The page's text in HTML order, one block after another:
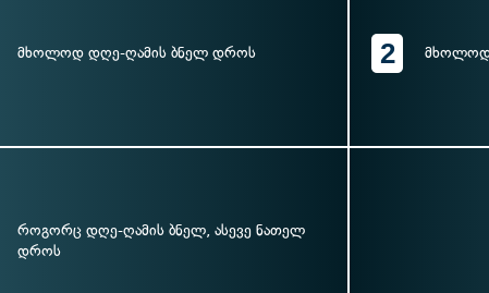
მხოლოდ დღე-ღამის ბნელ დროს 2 მხოლოდ
როგორც დღე-ღამის ბნელ, ასევე ნათელ
დროს